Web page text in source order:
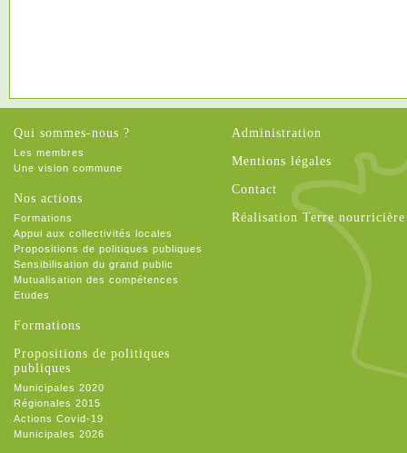
Qui sommes-nous ?
Les membres
Une vision commune
Nos actions
Formations
Appui aux collectivités locales
Propositions de politiques publiques
Sensibilisation du grand public
Mutualisation des compétences
Etudes
Formations
Propositions de politiques
publiques
Municipales 2020
Régionales 2015
Actions Covid-19
Municipales 2026
Administration
Mentions légales
Contact
Réalisation Terre nourricière